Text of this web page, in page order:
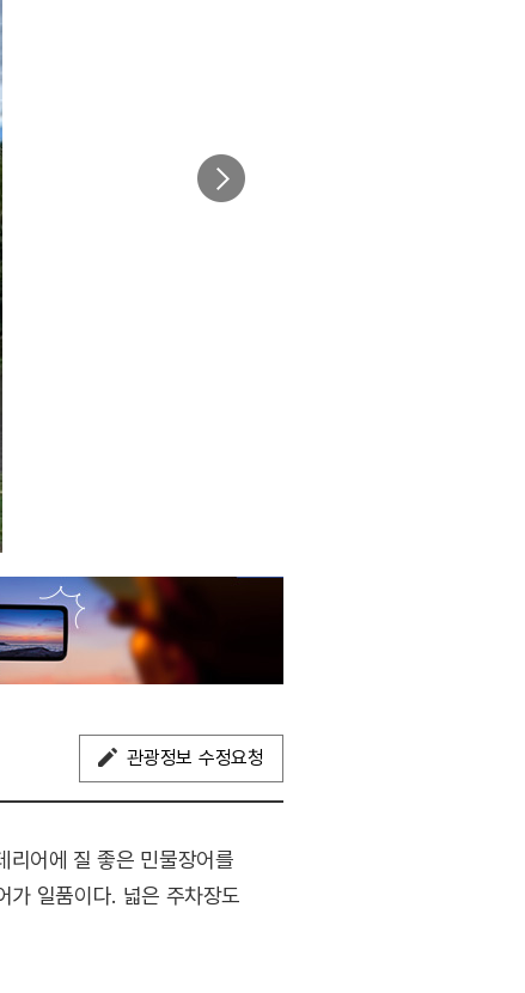
관광정보 수정요청
리어에 질 좋은 민물장어를
가 일품이다. 넓은 주차장도